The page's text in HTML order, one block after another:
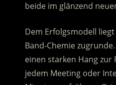
beide im glänzend
Dem Erfolgsmodell
Band-Chemie
einen starken Hang
jedem Meeting oder